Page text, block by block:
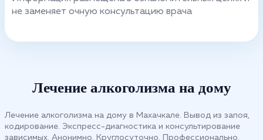
не заменяет очную консультацию врача
Лечение алкоголизма на дому
Лечение алкоголизма на дому в Махачкале. Вывод из запоя,
кодирование. Экспресс-диагностика и консультирование
зависимых. Анонимно. Круглосуточно. Профессионально.